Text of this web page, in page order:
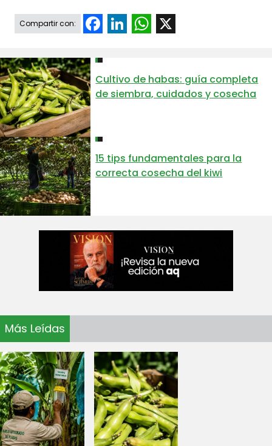
Compartir con: FacebookLinkedInWhatsApp
Cultivo de habas: guía completa
de siembra, cuidados y cosecha
15 tips fundamentales para la
correcta cosecha del kiwi
Más Leídas